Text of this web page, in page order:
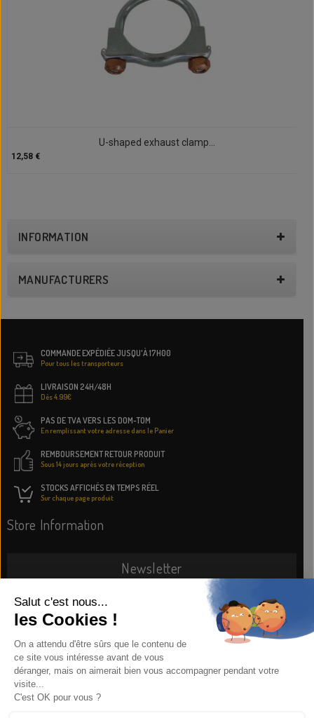
U-shaped exhaust clamp...
12,58 €
INFORMATION
MANUFACTURERS
COMMANDE EXPÉDIÉE JUSQU'À 17H00
Pour tous les transporteurs
LIVRAISON 24H/48H
Dès 4.99€
PAS DE TVA VERS LES DOM-TOM
En remplissant votre adresse dans le Panier
REMBOURSEMENT RETOUR PRODUIT
Sous 14 jours après votre réception
STOCKS AFFICHÉS EN TEMPS RÉEL
Sur chaque page produit
Store Information
Newsletter
Information